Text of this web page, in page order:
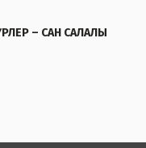
– САН САЛАЛЫ